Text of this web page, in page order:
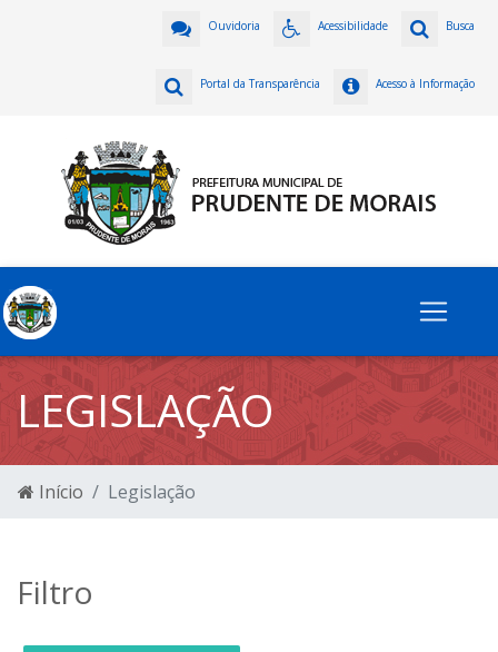
Busca
Acessibilidade
Ouvidoria
Acesso à Informação
Portal da Transparência
LEGISLAÇÃO
Início Legislação
Filtro